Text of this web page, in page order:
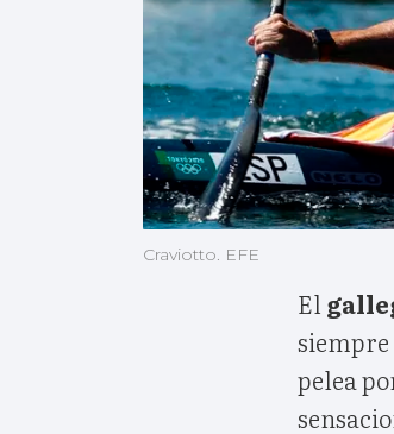
Craviotto. EFE
El
siempre
pelea